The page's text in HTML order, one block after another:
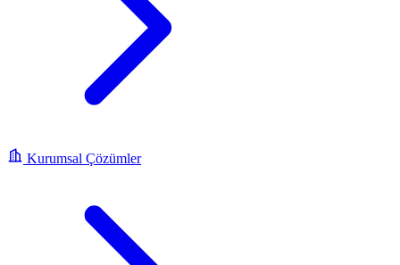
Kurumsal Çözümler